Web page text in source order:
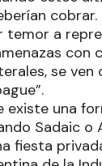
temor a
con
se ven
existe una
Sadaic o
fiesta